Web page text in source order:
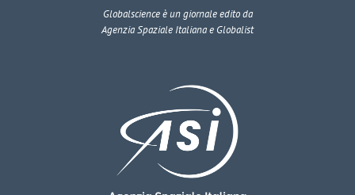
Globalscienceè un giornale edito da
Agenzia Spaziale Italiana e Globalist